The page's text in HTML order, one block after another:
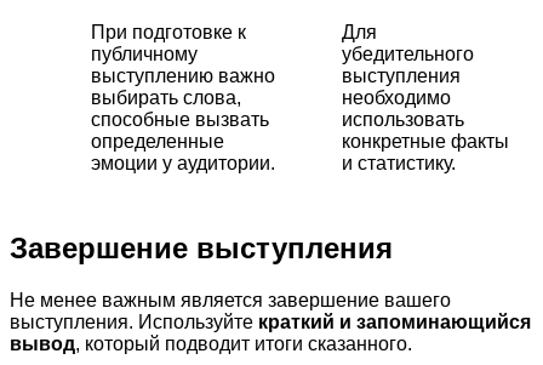
При подготовке к
публичному
выступлению важно
выбирать слова,
способные вызвать
определенные
эмоции у аудитории.
Для
убедительного
выступления
необходимо
использовать
конкретные факты
и статистику.
Завершение выступления
Не менее важным является завершение вашего
выступления. Используйте краткий и запоминающийся
вывод, который подводит итоги сказанного.